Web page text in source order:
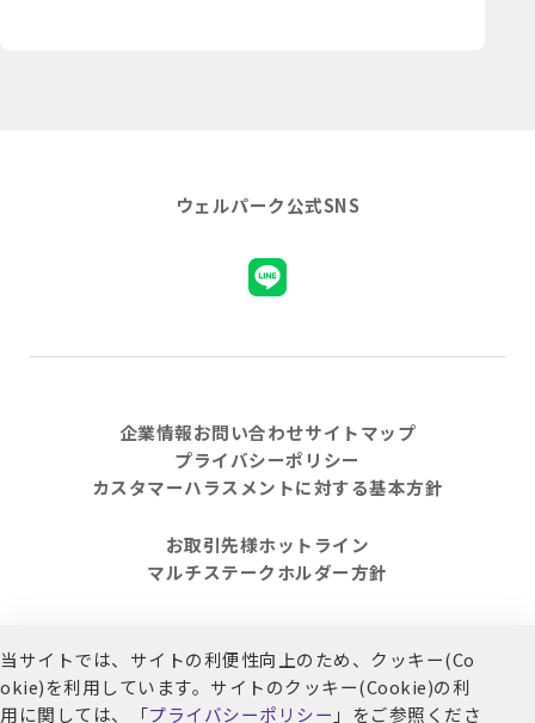
当サイトでは、サイトの利便性向上のため、クッキー(Co
okie)を利用しています。 サイトのクッキー(Cookie)の利
用に関しては、「プライバシーポリシー 」をご参照くださ
ウェルパーク公式SNS
企業情報お問い合わせサイトマップ
プライバシーポリシー
カスタマーハラスメントに対する基本方針
お取引先様ホットライン
マルチステークホルダー方針
© 2021 Welpark. All Rights Reserved.